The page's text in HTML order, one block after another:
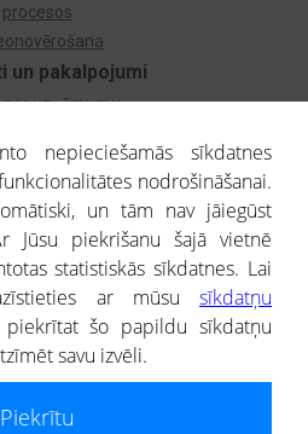
un pakalpojumi
par uzņēmumu
koks
atlase
ārvalstu uzņēmumiem
procesos
nepieciešamās sīkdatnes
nodrošināšanai.
un tām nav jāiegūst
Jūsu piekrišanu šajā vietnē
statistiskās sīkdatnes. Lai
ar mūsu sīkdatņu
piekrītat šo papildu sīkdatņu
savu izvēli.
Piekrītu